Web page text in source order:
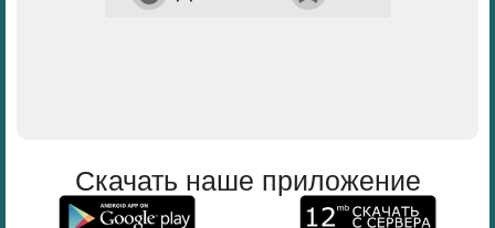
Скачать наше приложение